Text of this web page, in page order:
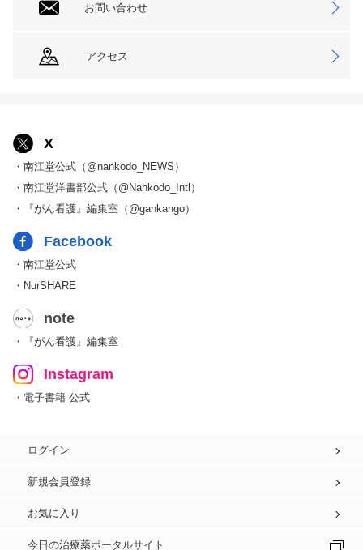
お問い合わせ
アクセス
X
・南江堂公式（@nankodo_NEWS）
・南江堂洋書部公式（@Nankodo_Intl）
・『がん看護』編集室（@gankango）
Facebook
・南江堂公式
・NurSHARE
note
・『がん看護』編集室
Instagram
・電子書籍 公式
ログイン
新規会員登録
お気に入り
今日の治療薬ポータルサイト